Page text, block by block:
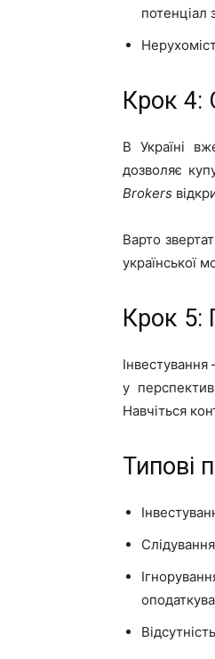
потенціал
Крок 4:
В Україні
дозволяє
Brokers
Варто
української
Крок 5:
у
Навчіться
Типові